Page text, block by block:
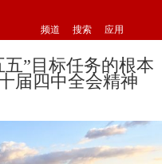
频道 搜索 应用
”目标任务的根本
届四中全会精神